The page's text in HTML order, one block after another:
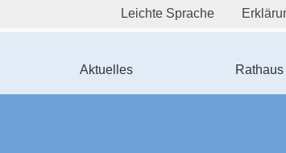
Leichte Sprache
Aktuelles